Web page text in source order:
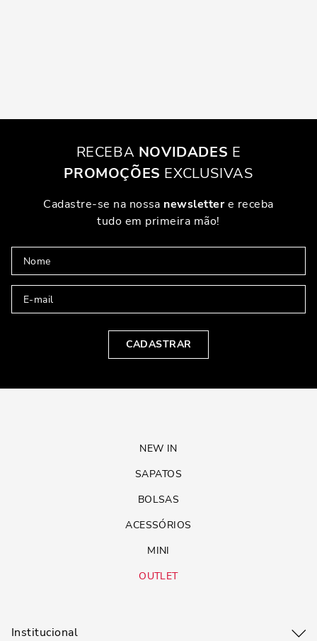
RECEBA NOVIDADES E
PROMOÇÕES EXCLUSIVAS
Cadastre-se na nossa newslettere receba
tudo em primeira mão!
CADASTRAR
NEW IN
SAPATOS
BOLSAS
ACESSÓRIOS
MINI
OUTLET
Institucional